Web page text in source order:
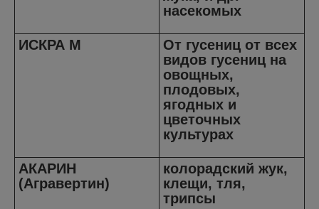
насекомых
ИСКРА М
От гусениц от всех
видов гусениц на
овощных,
плодовых,
ягодных и
цветочных
культурах
АКАРИН
(Агравертин)
колорадский жук,
клещи, тля,
трипсы